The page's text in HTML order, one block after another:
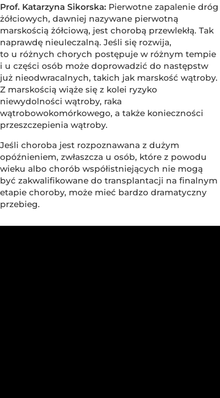
Prof. Katarzyna Sikorska: Pierwotne zapalenie dróg
żółciowych, dawniej nazywane pierwotną
marskością żółciową, jest chorobą przewlekłą. Tak
naprawdę nieuleczalną. Jeśli się rozwija,
to u różnych chorych postępuje w różnym tempie
i u części osób może doprowadzić do następstw
już nieodwracalnych, takich jak marskość wątroby.
Z marskością wiąże się z kolei ryzyko
niewydolności wątroby, raka
wątrobowokomórkowego, a także konieczności
przeszczepienia wątroby.
Jeśli choroba jest rozpoznawana z dużym
opóźnieniem, zwłaszcza u osób, które z powodu
wieku albo chorób współistniejących nie mogą
być zakwalifikowane do transplantacji na finalnym
etapie choroby, może mieć bardzo dramatyczny
przebieg.